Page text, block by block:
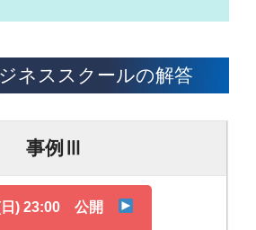
ネススクールの解答
事例Ⅲ
日) 23:00 公開